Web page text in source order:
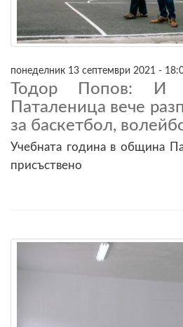
понеделник 13 септември 2021 -
Тодор Попов: И
Паталеница вече
за баскетбол,
Учебната година в община
присъствено